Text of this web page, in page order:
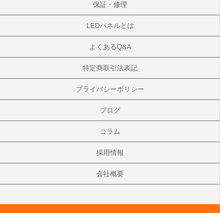
保証・修理
LEDパネルとは
よくあるQ&A
特定商取引法表記
プライバシーポリシー
ブログ
コラム
採用情報
会社概要